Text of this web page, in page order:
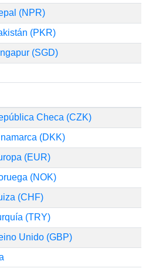
(NPR)
(PKR)
(SGD)
Checa (CZK)
(DKK)
(EUR)
(NOK)
(CHF)
(TRY)
Unido (GBP)